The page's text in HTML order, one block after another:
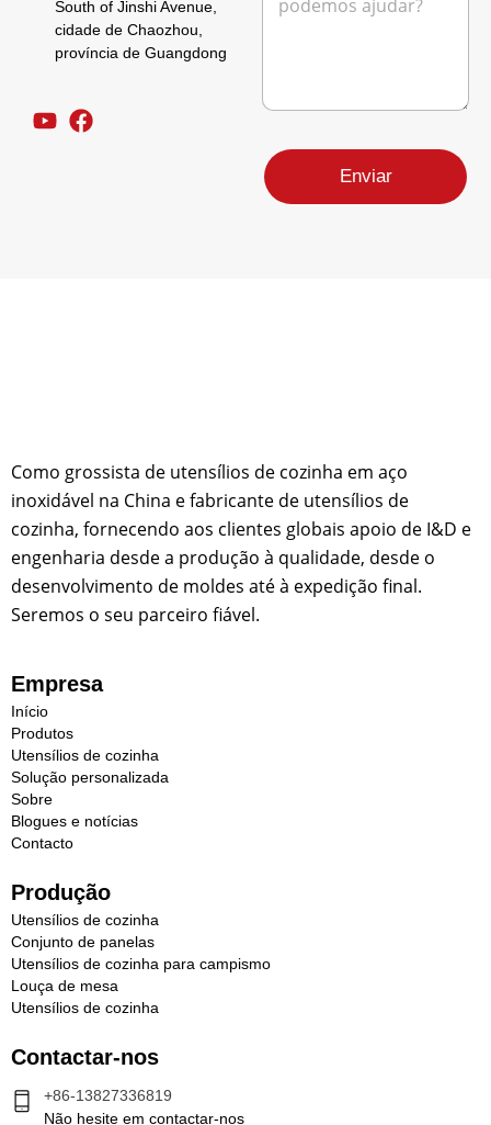
South of Jinshi Avenue,
cidade de Chaozhou,
província de Guangdong
c
o
m
a
y
o
m
a
i
l
Enviar
Como grossista de utensílios de cozinha em aço
inoxidável na China e fabricante de utensílios de
cozinha, fornecendo aos clientes globais apoio de I&D e
engenharia desde a produção à qualidade, desde o
desenvolvimento de moldes até à expedição final.
Seremos o seu parceiro fiável.
Empresa
Início
Produtos
Utensílios de cozinha
Solução personalizada
Sobre
Blogues e notícias
Contacto
Produção
Utensílios de cozinha
Conjunto de panelas
Utensílios de cozinha para campismo
Louça de mesa
Utensílios de cozinha
Contactar-nos
+86-13827336819
Não hesite em contactar-nos